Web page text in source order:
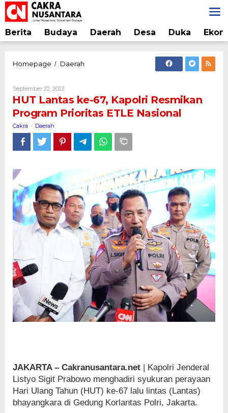
Lewati
ke
konten
Berita Budaya Daerah Desa Duka
Homepage / Daerah
Kapolri
Resmikan
Prioritas
ETLE
September 22, 2022
Cakra
HUT Lantas ke-67, Kapolri Resmikan
Program Prioritas ETLE Nasional
Cakra - Daerah
JAKARTA – Cakranusantara.net | Kapolri Jenderal
Listyo Sigit Prabowo menghadiri syukuran perayaan
Hari Ulang Tahun (HUT) ke-67 lalu lintas (Lantas)
bhayangkara di Gedung Korlantas Polri, Jakarta.